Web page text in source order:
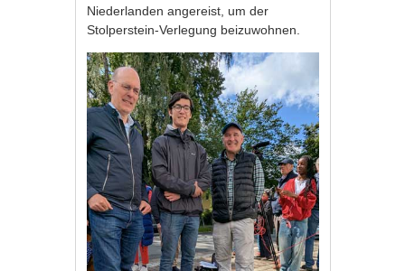
Niederlanden angereist, um der
Stolperstein-Verlegung beizuwohnen.